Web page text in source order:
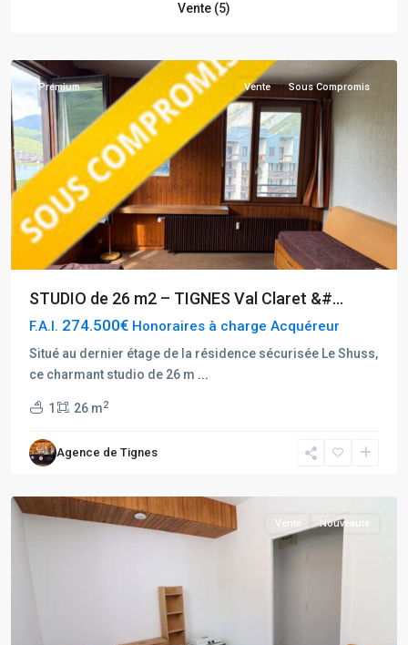
Vente (5)
Premium Vente Sous Compromis
STUDIO de 26 m2 – TIGNES Val Claret &#...
F.A.I. 274.500€ Honoraires à charge Acquéreur
Situé au dernier étage de la résidence sécurisée Le Shuss,
ce charmant studio de 26 m ...
1 26 m2
Agence de Tignes
Rhône
Tignes
Tignes
Le
Vente Nouveauté